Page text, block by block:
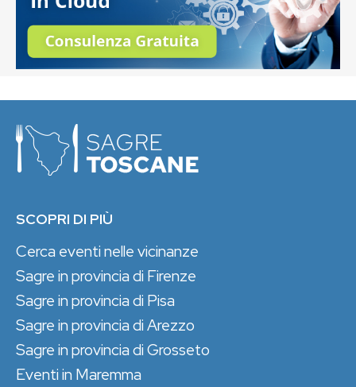
SCOPRI DI PIÙ
Cerca eventi nelle vicinanze
Sagre in provincia di Firenze
Sagre in provincia di Pisa
Sagre in provincia di Arezzo
Sagre in provincia di Grosseto
Eventi in Maremma